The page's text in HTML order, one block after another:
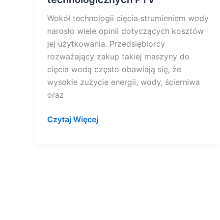
Wokół technologii cięcia strumieniem wody
narosło wiele opinii dotyczących kosztów
jej użytkowania. Przedsiębiorcy
rozważający zakup takiej maszyny do
cięcia wodą często obawiają się, że
wysokie zużycie energii, wody, ścierniwa
oraz
Czytaj Więcej